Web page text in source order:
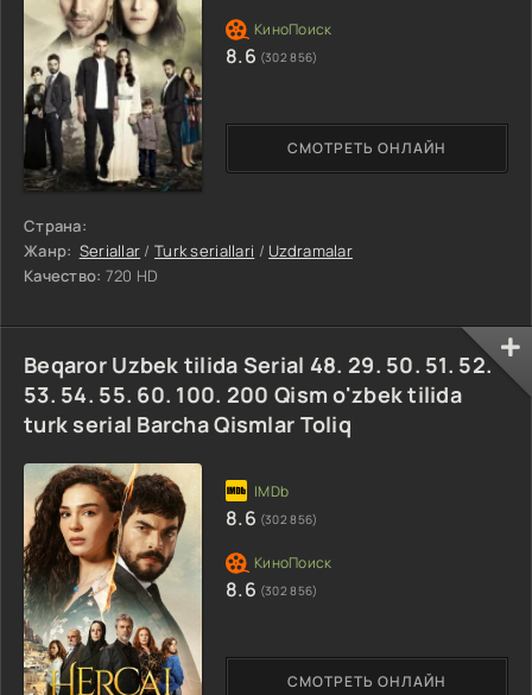
Страна:
Жанр: Seriallar /Turk seriallari / Uzdramalar
Качество: 720 HD
СМОТРЕТЬ ОНЛАЙН
8.6 (302 856)
Beqaror Uzbek tilida Serial 48. 29. 50. 51. 52.
53. 54. 55. 60. 100. 200 Qism o'zbek tilida
turk serial Barcha Qismlar Toliq
СМОТРЕТЬ ОНЛАЙН
8.6 (302 856)
8.6 (302 856)